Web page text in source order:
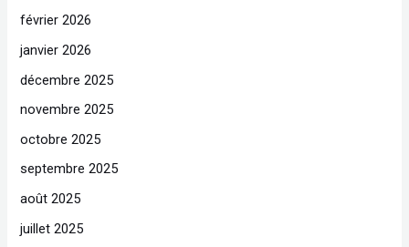
février 2026
janvier 2026
décembre 2025
novembre 2025
octobre 2025
septembre 2025
août 2025
juillet 2025